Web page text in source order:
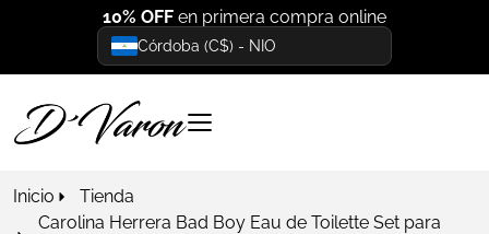
10% OFF en primera compra online
Córdoba (C$) - NIO
Inicio
Tienda
Carolina Herrera Bad Boy Eau de Toilette Set para